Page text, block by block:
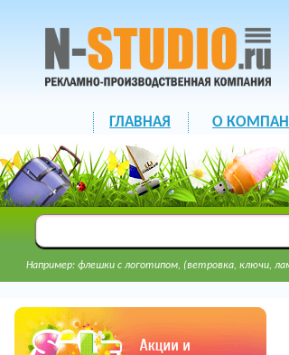
ГЛАВНАЯ О
Например: флешки с логотипом, (ветровка, ключи,